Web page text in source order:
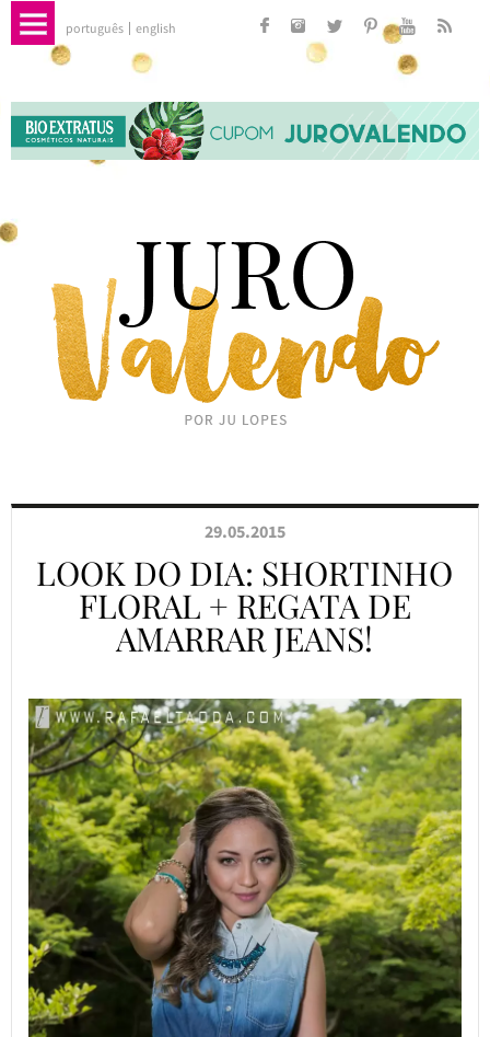
português english
29.05.2015
LOOK DO DIA: SHORTINHO
FLORAL + REGATA DE
AMARRAR JEANS!